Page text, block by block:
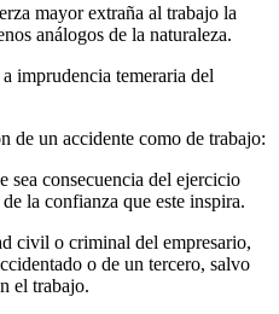
mayor extraña al trabajo la
análogos de la naturaleza.
imprudencia temeraria del
de un accidente como de trabajo:
sea consecuencia del ejercicio
la confianza que este inspira.
civil o criminal del empresario,
o de un tercero, salvo
el trabajo.